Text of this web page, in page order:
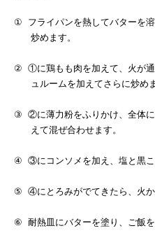
①
フライパンを熱してバターを
炒めます。
② ①に鶏もも肉を加えて、火が
ュルームを加えてさらに炒め
③ ②に薄力粉をふりかけ、全体
えて混ぜ合わせます。
④ ③にコンソメを加え、塩と黒こ
⑤ ④にとろみがでてきたら、火か
⑥ 耐熱皿にバターを塗り、ご飯